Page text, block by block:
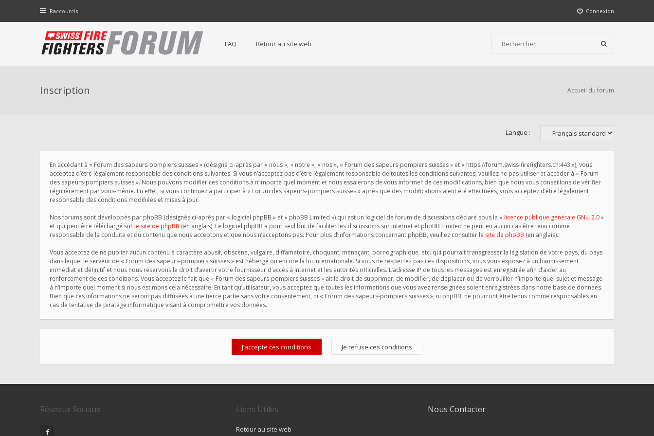
Raccourcis Connexion
FAQ Retour au site web
Inscription Accueil du forum
Langue :
En accédant à « Forum des sapeurs-pompiers suisses » (désigné ci-après par « nous », « notre », « nos », « Forum des sapeurs-pompiers suisses » et « https://forum.swiss-firefighters.ch:443 »), vous
acceptez d’être légalement responsable des conditions suivantes. Si vous n’acceptez pas d’être légalement responsable de toutes les conditions suivantes, veuillez ne pas utiliser et accéder à « Forum
des sapeurs-pompiers suisses ». Nous pouvons modifier ces conditions à n’importe quel moment et nous essaierons de vous informer de ces modifications, bien que nous vous conseillons de vérifier
régulièrement par vous-même. En effet, si vous continuez à participer à « Forum des sapeurs-pompiers suisses » après que des modifications aient été effectuées, vous acceptez d’être légalement
responsable des conditions modifiées et mises à jour.
Nos forums sont développés par phpBB (désignés ci-après par « logiciel phpBB » et « phpBB Limited ») qui est un logiciel de forum de discussions déclaré sous la « licence publique générale GNU 2.0»
et qui peut être téléchargé sur le site de phpBB (en anglais). Le logiciel phpBB a pour seul but de faciliter les discussions sur internet et phpBB Limited ne peut en aucun cas être tenu comme
responsable de la conduite et du contenu que nous acceptons et que nous n’acceptons pas. Pour plus d’informations concernant phpBB, veuillez consulter le site de phpBB (en anglais).
Vous acceptez de ne publier aucun contenu à caractère abusif, obscène, vulgaire, diffamatoire, choquant, menaçant, pornographique, etc. qui pourrait transgresser la législation de votre pays, du pays
dans lequel le serveur de « Forum des sapeurs-pompiers suisses » est hébergé ou encore la loi internationale. Si vous ne respectez pas ces dispositions, vous vous exposez à un bannissement
immédiat et définitif et nous nous réservons le droit d’avertir votre fournisseur d’accès à internet et les autorités officielles. L’adresse IP de tous les messages est enregistrée afin d’aider au
renforcement de ces conditions. Vous acceptez le fait que « Forum des sapeurs-pompiers suisses » ait le droit de supprimer, de modifier, de déplacer ou de verrouiller n’importe quel sujet et message
à n’importe quel moment si nous estimons cela nécessaire. En tant qu’utilisateur, vous acceptez que toutes les informations que vous avez renseignées soient enregistrées dans notre base de données.
Bien que ces informations ne seront pas diffusées à une tierce partie sans votre consentement, ni « Forum des sapeurs-pompiers suisses », ni phpBB, ne pourront être tenus comme responsables en
cas de tentative de piratage informatique visant à compromettre vos données.
Réseaux Sociaux Liens Utiles
Retour au site web
Nous Contacter